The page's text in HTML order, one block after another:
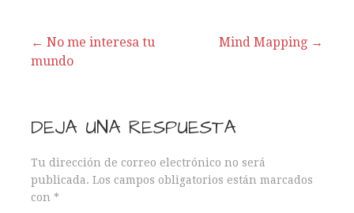
← No me interesa tu
mundo
Mind Mapping →
DEJA UNA RESPUESTA
Tu dirección de correo electrónico no será
publicada. Los campos obligatorios están marcados
con *